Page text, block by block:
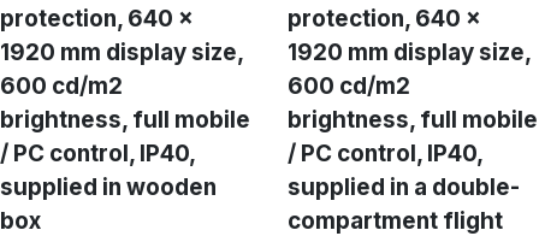
protection, 640 ×
1920 mm display size,
600 cd/m2
brightness, full mobile
/ PC control, IP40,
supplied in wooden
box
protection, 640 ×
1920 mm display size,
600 cd/m2
brightness, full mobile
/ PC control, IP40,
supplied in a double-
compartment flight